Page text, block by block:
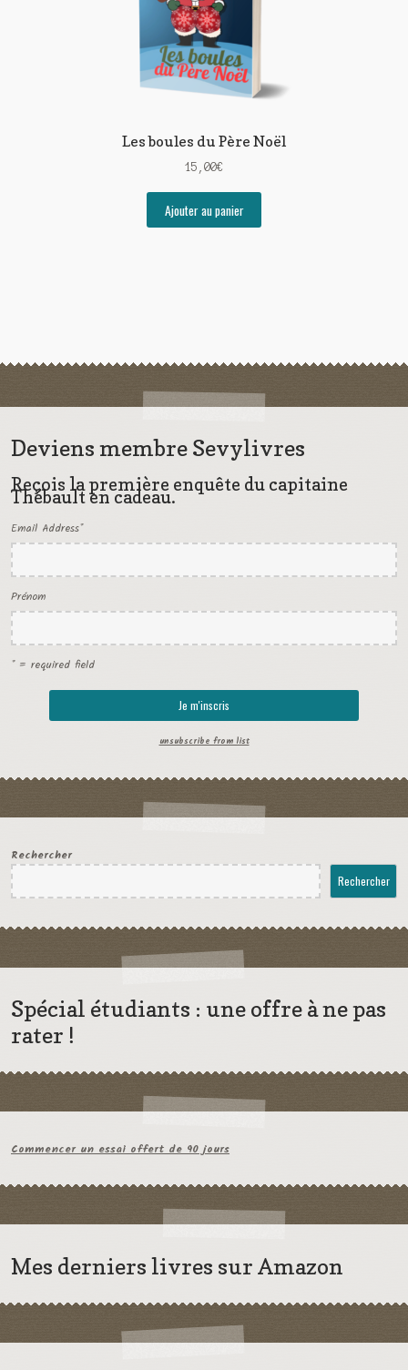
Les boules du Père Noël
15,00€
Ajouter au panier
Deviens membre Sevylivres
Reçois la première enquête du capitaine
Thébault en cadeau.
Email Address*
Prénom
* = required field
unsubscribe from list
Rechercher
Rechercher
Spécial étudiants : une offre à ne pas
rater !
Commencer un essai offert de 90 jours
Mes derniers livres sur Amazon